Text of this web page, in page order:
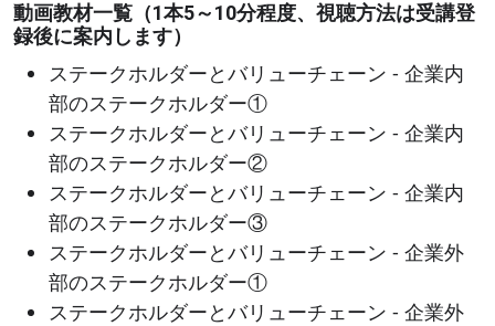
動画教材一覧（1本5～10分程度、視聴方法は受講登
録後に案内します）
ステークホルダーとバリューチェーン - 企業内
部のステークホルダー①
ステークホルダーとバリューチェーン - 企業内
部のステークホルダー②
ステークホルダーとバリューチェーン - 企業内
部のステークホルダー③
ステークホルダーとバリューチェーン - 企業外
部のステークホルダー①
ステークホルダーとバリューチェーン - 企業外